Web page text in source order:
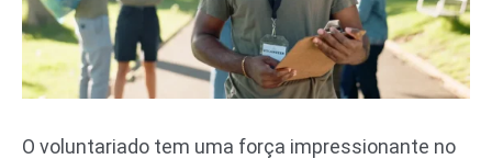
O voluntariado tem uma força impressionante no